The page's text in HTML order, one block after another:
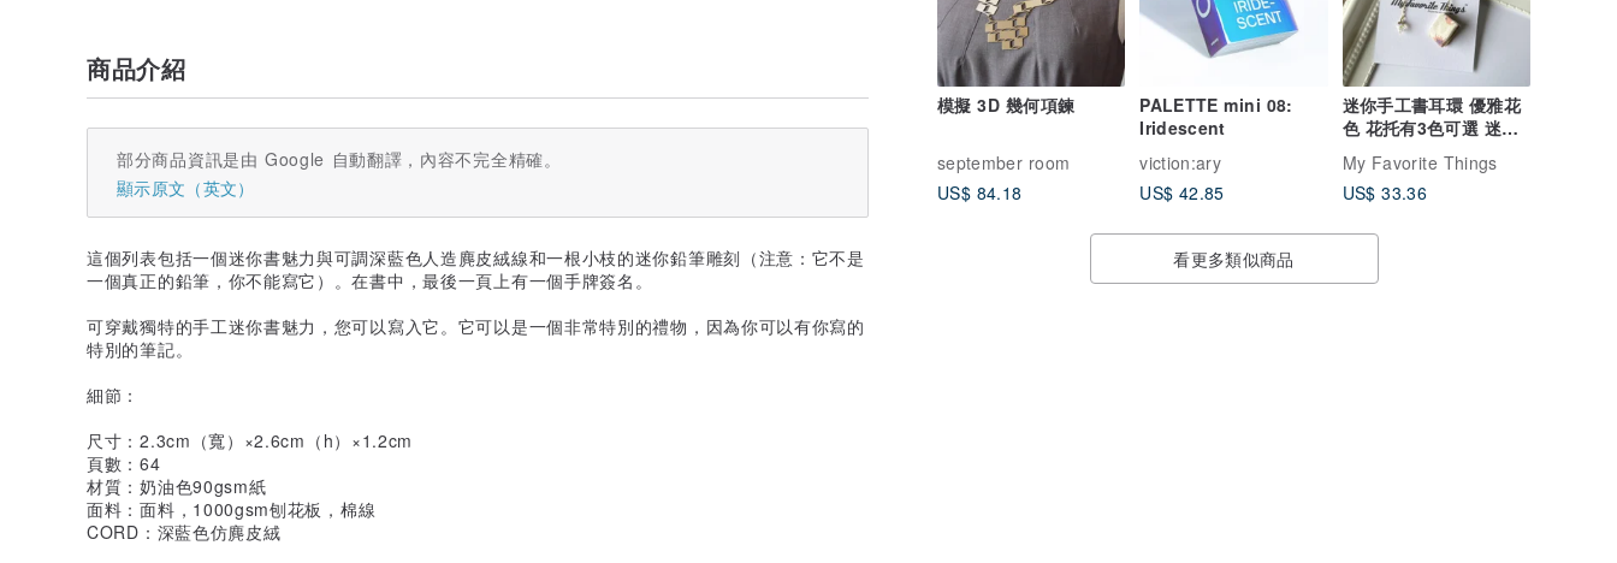
模擬 3D 幾何項鍊
september room
US$ 84.18
PALETTE mini 08:
Iridescent
viction:ary
US$ 42.85
迷你手工書耳環 優雅花
色 花托有3色可選 迷你
手縫書
My Favorite Things
US$ 33.36
看更多類似商品
商品介紹
部分商品資訊是由 Google 自動翻譯，內容不完全精確。
顯示原文（英文）
這個列表包括一個迷你書魅力與可調深藍色人造麂皮絨線和一根小枝的迷你鉛筆雕刻（注意：它不是
一個真正的鉛筆，你不能寫它）。在書中，最後一頁上有一個手牌簽名。
可穿戴獨特的手工迷你書魅力，您可以寫入它。它可以是一個非常特別的禮物，因為你可以有你寫的
特別的筆記。
細節：
尺寸：2.3cm（寬）×2.6cm（h）×1.2cm
頁數：64
材質：奶油色90gsm紙
面料：面料，1000gsm刨花板，棉線
CORD：深藍色仿麂皮絨